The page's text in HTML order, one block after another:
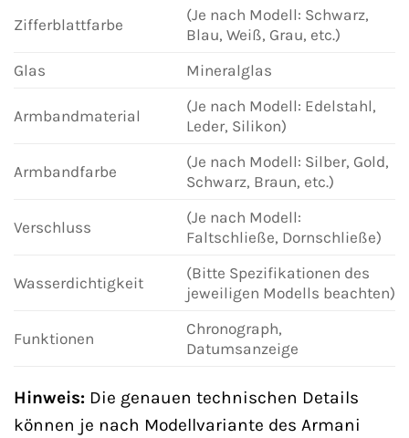
Zifferblattfarbe
(Je nach Modell: Schwarz,
Blau, Weiß, Grau, etc.)
Glas
Mineralglas
Armbandmaterial
(Je nach Modell: Edelstahl,
Leder, Silikon)
Armbandfarbe
(Je nach Modell: Silber, Gold,
Schwarz, Braun, etc.)
Verschluss
(Je nach Modell:
Faltschließe, Dornschließe)
Wasserdichtigkeit
(Bitte Spezifikationen des
jeweiligen Modells beachten)
Funktionen
Chronograph,
Datumsanzeige
Hinweis: Die genauen technischen Details
können je nach Modellvariante des Armani